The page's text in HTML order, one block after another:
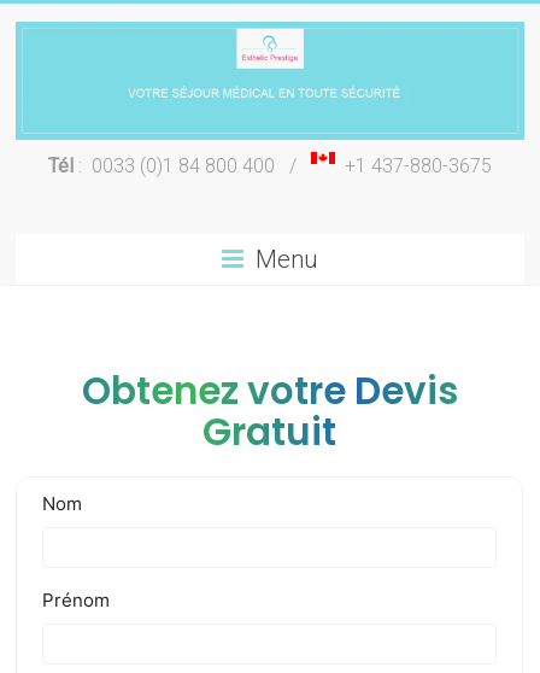
Chirurgie
Tél: 0033 (0)1 84 800 400 / +1 437-880-3675
Menu
Obtenez votre Devis
Gratuit